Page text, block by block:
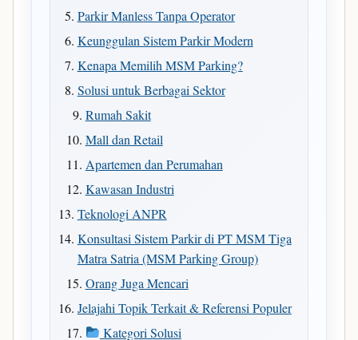
Parkir Manless Tanpa Operator
Keunggulan Sistem Parkir Modern
Kenapa Memilih MSM Parking?
Solusi untuk Berbagai Sektor
Rumah Sakit
Mall dan Retail
Apartemen dan Perumahan
Kawasan Industri
Teknologi ANPR
Konsultasi Sistem Parkir di PT MSM Tiga
Matra Satria (MSM Parking Group)
Orang Juga Mencari
Jelajahi Topik Terkait & Referensi Populer
Kategori Solusi